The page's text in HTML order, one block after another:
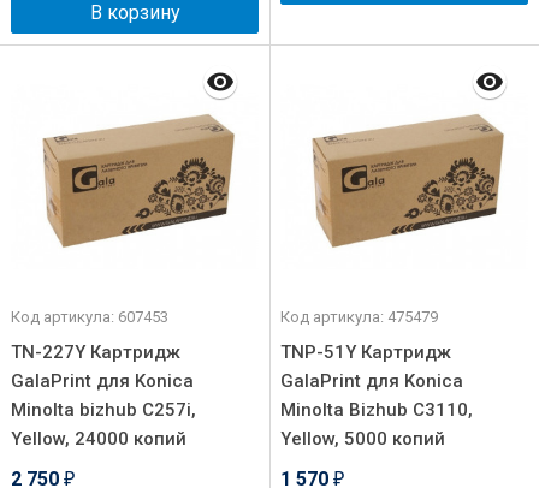
В корзину
Код артикула: 607453
TN-227Y Картридж
GalaPrint для Konica
Minolta bizhub C257i,
Yellow, 24000 копий
2 750 ₽
Код артикула: 475479
TNP-51Y Картридж
GalaPrint для Konica
Minolta Bizhub C3110,
Yellow, 5000 копий
1 570 ₽